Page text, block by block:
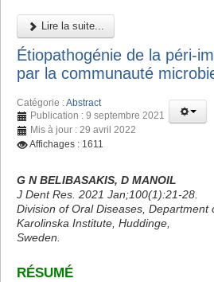
Lire la suite...
Étiopathogénie de la péri-
par la communauté
Catégorie :Abstract
Publication : 9 septembre 2021
Mis à jour : 29 avril 2022
Affichages : 1611
G N BELIBASAKIS, D MANOIL
J Dent Res. 2021 Jan;100(1):21-28.
Division of Oral Diseases, Department
Karolinska Institute, Huddinge,
Sweden.
RÉSUMÉ